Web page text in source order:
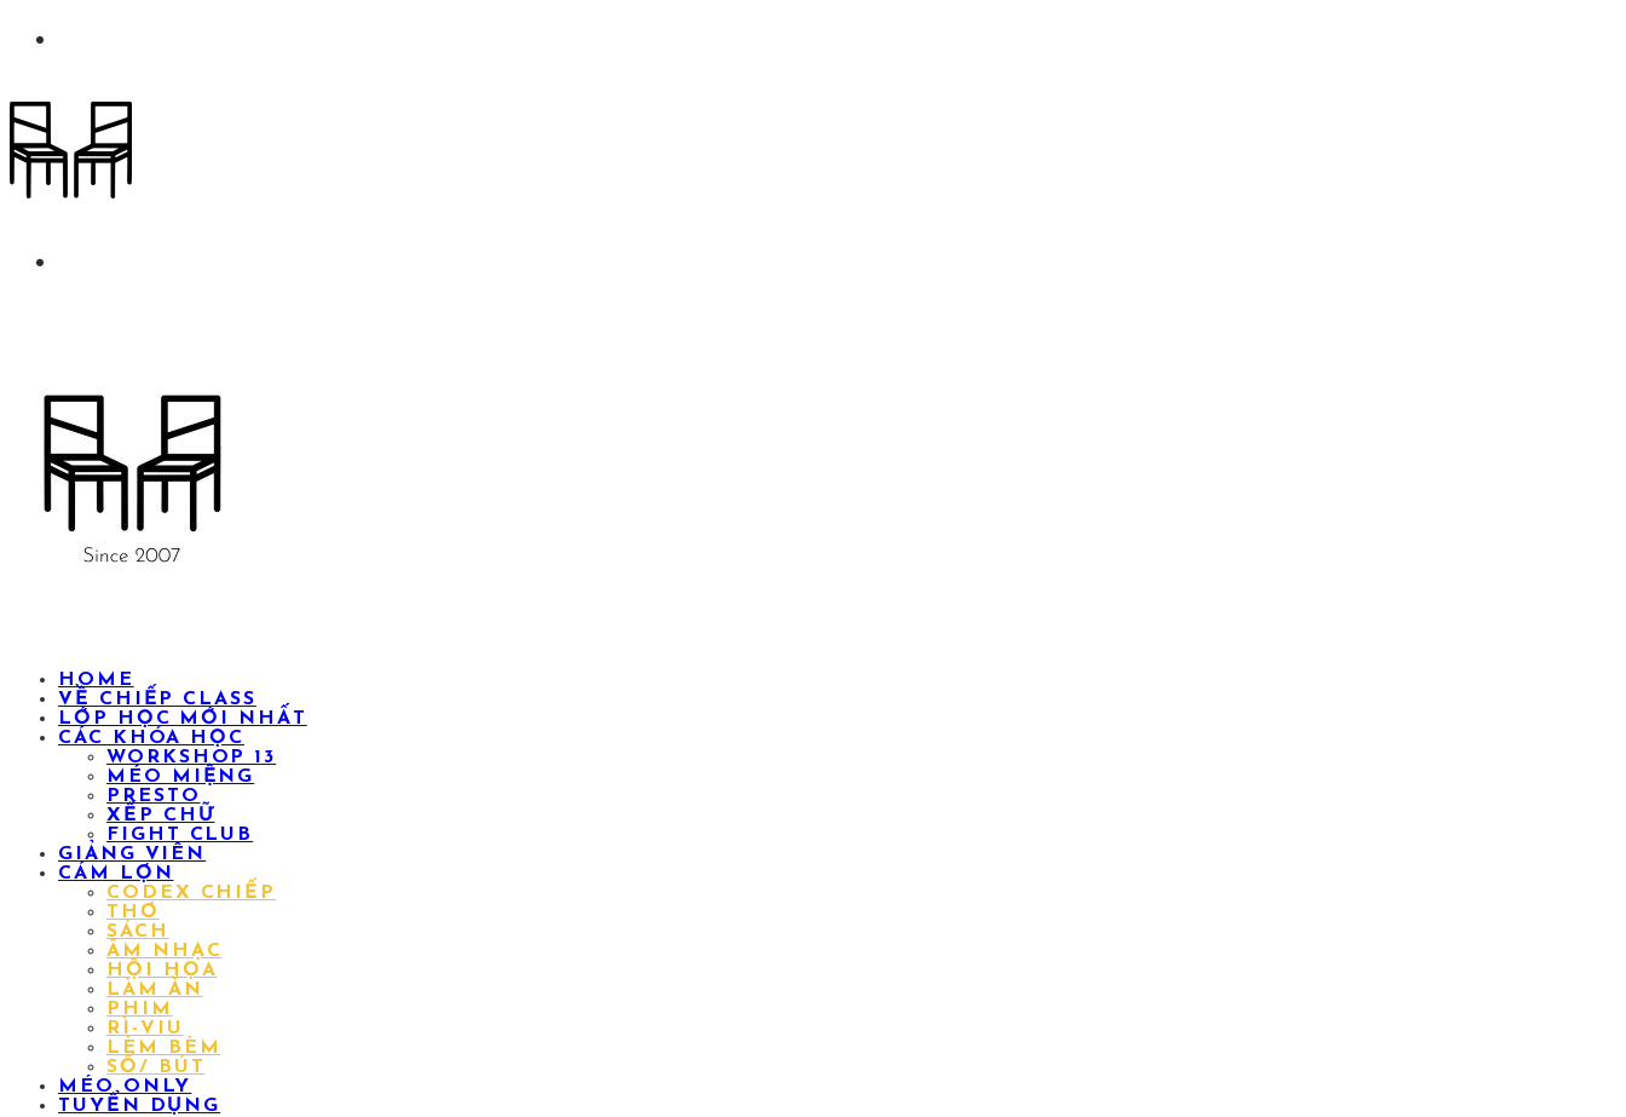
HOME
VỀ CHIẾP CLASS
LỚP HỌC MỚI NHẤT
CÁC KHÓA HỌC
WORKSHOP 13
MÉO MIỆNG
PRESTO
XẾP CHỮ
FIGHT CLUB
GIẢNG VIÊN
CÁM LỢN
CODEX CHIẾP
THƠ
SÁCH
ÂM NHẠC
HỘI HỌA
LÀM ĂN
PHIM
RÌ-VIU
LÈM BÈM
SỔ/ BÚT
MÉO ONLY
TUYỂN DỤNG